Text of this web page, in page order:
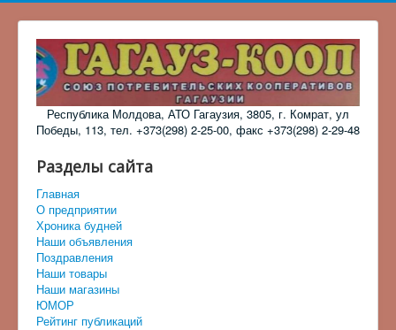
Республика Молдова, АТО Гагаузия, 3805, г. Комрат, ул
Победы, 113, тел. +373(298) 2-25-00, факс +373(298) 2-29-48
Разделы сайта
Главная
О предприятии
Хроника будней
Наши объявления
Поздравления
Наши товары
Наши магазины
ЮМОР
Рейтинг публикаций